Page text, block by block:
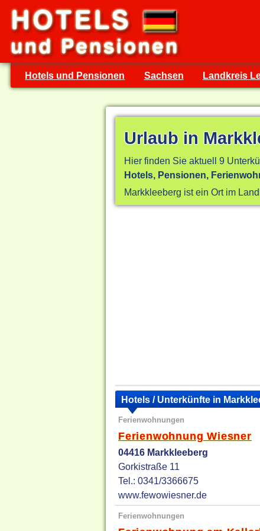
Hotels und Pensionen Sachsen Landkreis
Urlaub in
Hier finden Sie aktuell 9
Hotels, Pensionen,
Markkleeberg ist ein Ort im
Hotels / Unterkünfte in
Ferienwohnungen
Ferienwohnung Wiesner
04416 Markkleeberg
Gorkistraße 11
Tel.: 0341/3366675
www.fewowiesner.de
Ferienwohnungen